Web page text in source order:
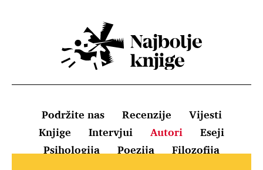
Podržite nas Recenzije
Vijesti
Knjige
Intervjui Autori
Eseji
Psihologija
Poezija Filozofija